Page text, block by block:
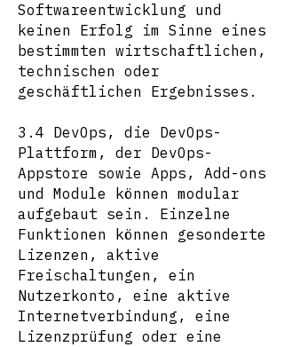
Softwareentwicklung und
keinen Erfolg im Sinne eines
bestimmten wirtschaftlichen,
technischen oder
geschäftlichen Ergebnisses.
3.4 DevOps, die DevOps-
Plattform, der DevOps-
Appstore sowie Apps, Add-ons
und Module können modular
aufgebaut sein. Einzelne
Funktionen können gesonderte
Lizenzen, aktive
Freischaltungen, ein
Nutzerkonto, eine aktive
Internetverbindung, eine
Lizenzprüfung oder eine